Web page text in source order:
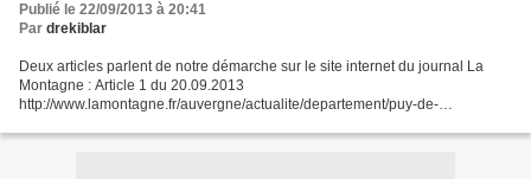
Publié le 22/09/2013 à 20:41
Par drekiblar
Deux articles parlent de notre démarche sur le site internet du journal La
Montagne : Article 1 du 20.09.2013
http://www.lamontagne.fr/auvergne/actualite/departement/puy-de-
des-dechets-et-contre-lincineration-1698673.html...